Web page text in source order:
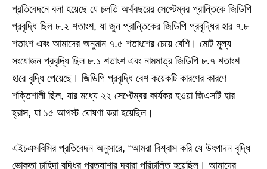
প্রতিবেদনে বলা হয়েছে যে চলতি অর্থবছরের সেপ্টেম্বর প্রান্তিকে জিডিপি
প্রবৃদ্ধি ছিল ৮.২ শতাংশ, যা জুন প্রান্তিকের জিডিপি প্রবৃদ্ধির হার ৭.৮
শতাংশ এবং আমাদের অনুমান ৭.৫ শতাংশের চেয়ে বেশি। মোট মূল্য
সংযোজন প্রবৃদ্ধি ছিল ৮.১ শতাংশ এবং নামমাত্র জিডিপি ৮.৭ শতাংশ
হারে বৃদ্ধি পেয়েছে। জিডিপি প্রবৃদ্ধি বেশ কয়েকটি কারণের কারণে
শক্তিশালী ছিল, যার মধ্যে ২২ সেপ্টেম্বর কার্যকর হওয়া জিএসটি হার
হ্রাস, যা ১৫ আগস্ট ঘোষণা করা হয়েছিল।
এইচএসবিসির প্রতিবেদন অনুসারে, “আমরা বিশ্বাস করি যে উৎপাদন বৃদ্ধি
ভোক্তা চাহিদা বৃদ্ধির প্রত্যাশার দ্বারা পরিচালিত হয়েছিল। আমাদের